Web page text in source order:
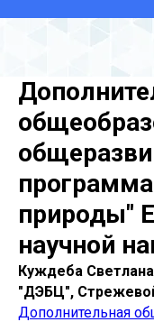
программа
природы"
научной
Куждеба
"ДЭБЦ",
Дополнительная